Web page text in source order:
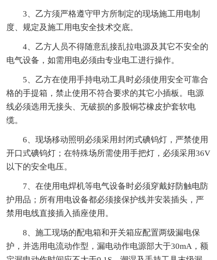
3、乙方须严格遵守甲方所制定的现场施工用电制
度、规定及施工用电安全技术交底。
4、乙方人员不得随意乱接乱拉电源及其它不安全的
电气设备，如需用电必须由专业电工进行操作。
5、乙方在使用手持电动工具时必须使用安全可靠合
格的手提箱，禁止使用不符合要求的其它小插板。电源
线必须选用无接头、无破损的多股铜芯橡皮护套软电
缆。
6、现场移动照明必须采用封闭式碘钨灯，严禁使用
开口式碘钨灯；在特殊场所需使用手把灯，必须采用36V
以下的安全电压。
7、在使用电焊机等电气设备时必须穿戴好防触电防
护用品；所有用电设备都必须接保护线并安装插头，严
禁用电线直接插入插座使用。
8、施工现场的配电箱和开关箱应配置两级漏电保
护，并选用电流动作型，漏电动作电源部大于30mA，额